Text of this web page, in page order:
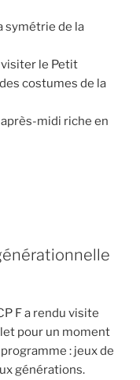
symétrie de la
visiter le Petit
costumes de la
midi riche en
F a rendu visite
pour un moment
: jeux de
générations.